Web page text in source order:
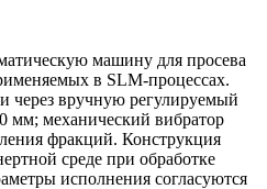
машину для просева
в SLM-процессах.
через вручную регулируемый
мм; механический вибратор
фракций. Конструкция
среде при обработке
исполнения согласуются